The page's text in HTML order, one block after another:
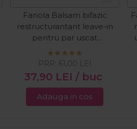
Fanola Balsam bifazic
restructurantant leave-in
pentru par uscat
Nourishing Bi-Phase 200ml
37,90 LEI / buc
PRP: 61,00 LEI
Adauga in cos